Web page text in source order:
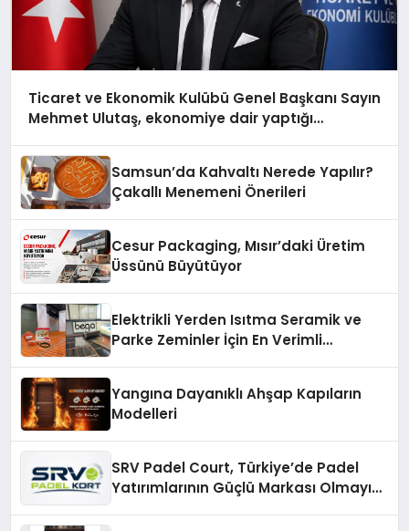
Ticaret ve Ekonomik Kulübü Genel Başkanı Sayın
Mehmet Ulutaş, ekonomiye dair yaptığı
Samsun’da Kahvaltı Nerede Yapılır?
Çakallı Menemeni Önerileri
Cesur Packaging, Mısır’daki Üretim
Üssünü Büyütüyor
Elektrikli Yerden Isıtma Seramik ve
Parke Zeminler İçin En Verimli
Yangına Dayanıklı Ahşap Kapıların
Modelleri
SRV Padel Court, Türkiye’de Padel
Yatırımlarının Güçlü Markası Olmayı